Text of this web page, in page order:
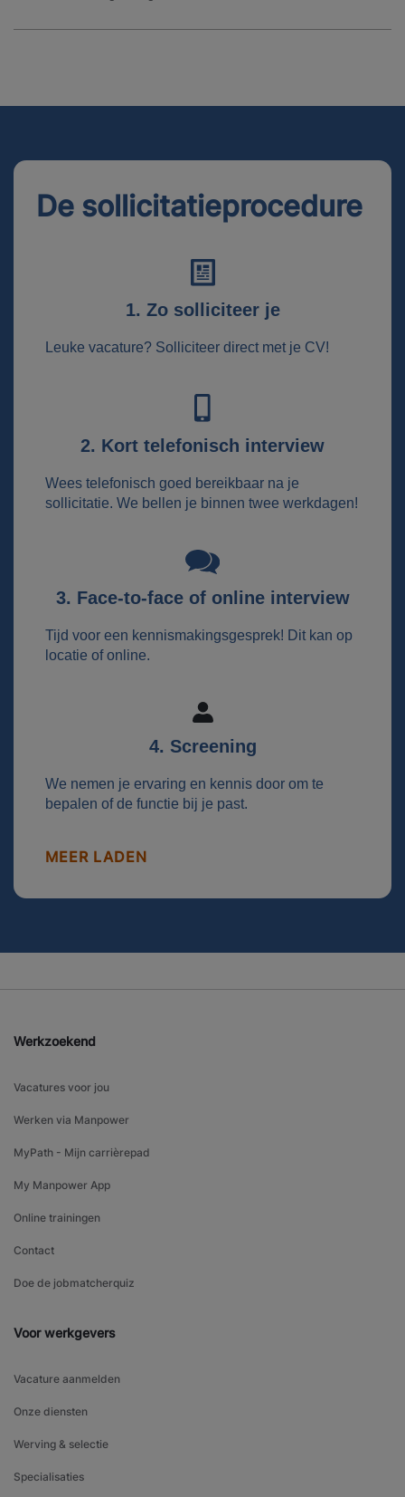
De sollicitatieprocedure
1. Zo solliciteer je
Leuke vacature? Solliciteer direct met je CV!
2. Kort telefonisch interview
Wees telefonisch goed bereikbaar na je
sollicitatie. We bellen je binnen twee werkdagen!
3. Face-to-face of online interview
Tijd voor een kennismakingsgesprek! Dit kan op
locatie of online.
4. Screening
We nemen je ervaring en kennis door om te
bepalen of de functie bij je past.
MEER LADEN
Werkzoekend
Vacatures voor jou
Werken via Manpower
MyPath - Mijn carrièrepad
My Manpower App
Online trainingen
Contact
Doe de jobmatcherquiz
Voor werkgevers
Vacature aanmelden
Onze diensten
Werving & selectie
Specialisaties